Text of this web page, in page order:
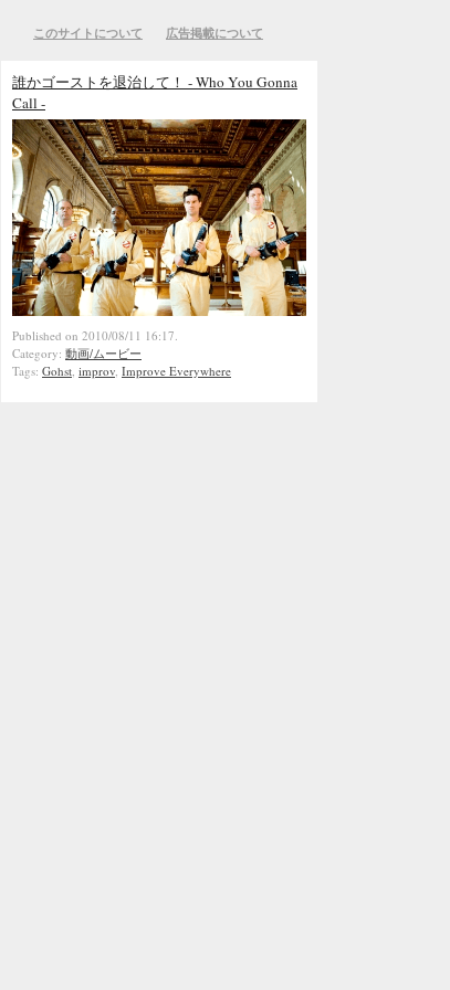
このサイトについて 広告掲載について
誰かゴーストを退治して！ - Who You Gonna
Call -
Published on 2010/08/11 16:17.
Category: 動画/ムービー
Tags: Gohst improv Improve Everywhere